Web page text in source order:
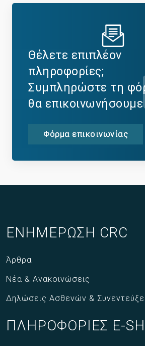
Θέλετε επιπλέον
πληροφορίες;
Συμπληρώστε τη
θα
Φόρμα επικοινωνίας
ΕΝΗΜΕΡΩΣΗ CRC
Άρθρα
Νέα & Ανακοινώσεις
Δηλώσεις Ασθενών &
ΠΛΗΡΟΦΟΡΙΕΣ E-